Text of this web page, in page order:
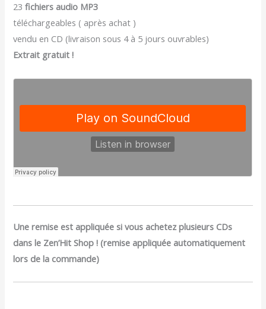
23fichiers audio MP3
téléchargeables ( après achat )
vendu en CD (livraison sous 4 à 5 jours ouvrables)
Extrait gratuit !
Une remise est appliquée si vous achetez plusieurs CDs
dans le Zen’Hit Shop ! (remise appliquée automatiquement
lors de la commande)